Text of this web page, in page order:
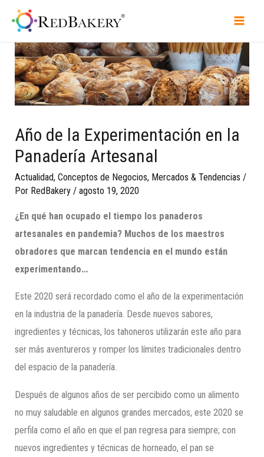
Año de la Experimentación en la
Panadería Artesanal
Actualidad,Conceptos de Negocios, Mercados & Tendencias /
Por RedBakery /agosto 19, 2020
¿En qué han ocupado el tiempo los panaderos
artesanales en pandemia? Muchos de los maestros
obradores que marcan tendencia en el mundo están
experimentando…
Este 2020 será recordado como el año de la experimentación
en la industria de la panadería. Desde nuevos sabores,
ingredientes y técnicas, los tahoneros utilizarán este año para
ser más aventureros y romper los límites tradicionales dentro
del espacio de la panadería.
Después de algunos años de ser percibido como un alimento
no muy saludable en algunos grandes mercados, este 2020 se
perfila como el año en que el pan regresa para siempre; con
nuevos ingredientes y técnicas de horneado, el pan se